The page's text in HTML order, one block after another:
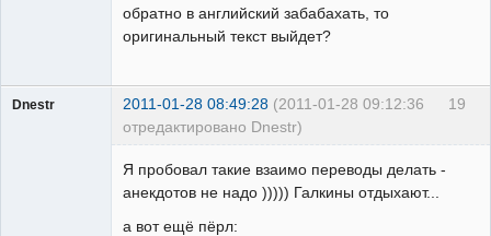
обратно в английский забабахать, то
оригинальный текст выйдет?
19
Dnestr 2011-01-28 08:49:28 (2011-01-28 09:12:36
отредактировано Dnestr)
Я пробовал такие взаимо переводы делать -
анекдотов не надо ))))) Галкины отдыхают...
а вот ещё пёрл: